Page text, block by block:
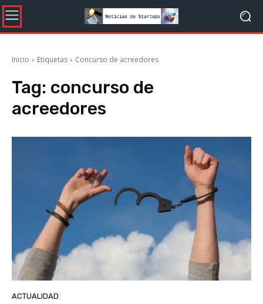
Inicio Etiquetas Concurso de acreedores
Tag: concurso de
acreedores
ACTUALIDAD